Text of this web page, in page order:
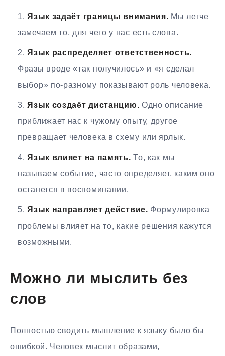
Язык задаёт границы внимания. Мы легче
замечаем то, для чего у нас есть слова.
Язык распределяет ответственность.
Фразы вроде «так получилось» и «я сделал
выбор» по-разному показывают роль человека.
Язык создаёт дистанцию. Одно описание
приближает нас к чужому опыту, другое
превращает человека в схему или ярлык.
Язык влияет на память. То, как мы
называем событие, часто определяет, каким оно
останется в воспоминании.
Язык направляет действие. Формулировка
проблемы влияет на то, какие решения кажутся
возможными.
Можно ли мыслить без
слов
Полностью сводить мышление к языку было бы
ошибкой. Человек мыслит образами,